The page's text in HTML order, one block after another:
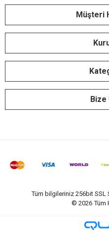
Müşteri
Bize
Tüm bilgileriniz 256bit SSL
© 2026 Tüm